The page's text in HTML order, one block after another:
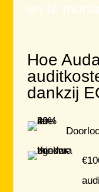
en te
Hoe
dankzij